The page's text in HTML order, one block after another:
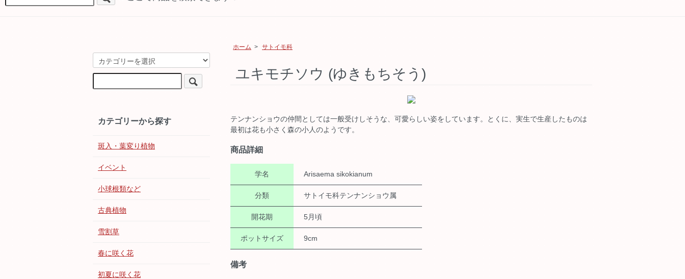
ホーム > サトイモ科
ユキモチソウ (ゆきもちそう)
テンナンショウの仲間としては一般受けしそうな、可愛らしい姿をしています。とくに、実生で生産したものは
最初は花も小さく森の小人のようです。
商品詳細
学名 Arisaema sikokianum
分類 サトイモ科テンナンショウ属
開花期 5月頃
ポットサイズ 9cm
備考
カテゴリーから探す
斑入・葉変り植物
イベント
小球根類など
古典植物
雪割草
春に咲く花
初夏に咲く花